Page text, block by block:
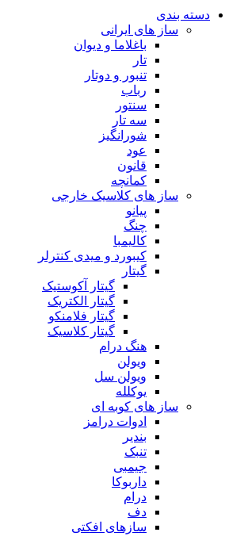
دسته بندی
ساز های ایرانی
باغلاما و دیوان
تار
تنبور و دوتار
رباب
سنتور
سه تار
شورانگیز
عود
قانون
کمانچه
ساز های کلاسیک خارجی
پیانو
چنگ
کالیمبا
کیبورد و میدی کنترلر
گیتار
گیتار آکوستیک
گیتار الکتریک
گیتار فلامنکو
گیتار کلاسیک
هنگ درام
ویولن
ویولن سل
یوکلله
ساز های کوبه ای
ادوات درامز
بندیر
تنبک
جیمبی
داربوکا
درام
دف
سازهای افکتی